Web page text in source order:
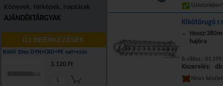
Könyvek, térképek, naptárak
AJÁNDÉKTÁRGYAK
ÚJ BEÉRKEZÉSEK
Kötél 10es DYN+CRD+PE nat+ezüs
3.120 Ft
Kikötőrugó
hajóra
B.cikksz.:
Kiszerelés: db
Nincs